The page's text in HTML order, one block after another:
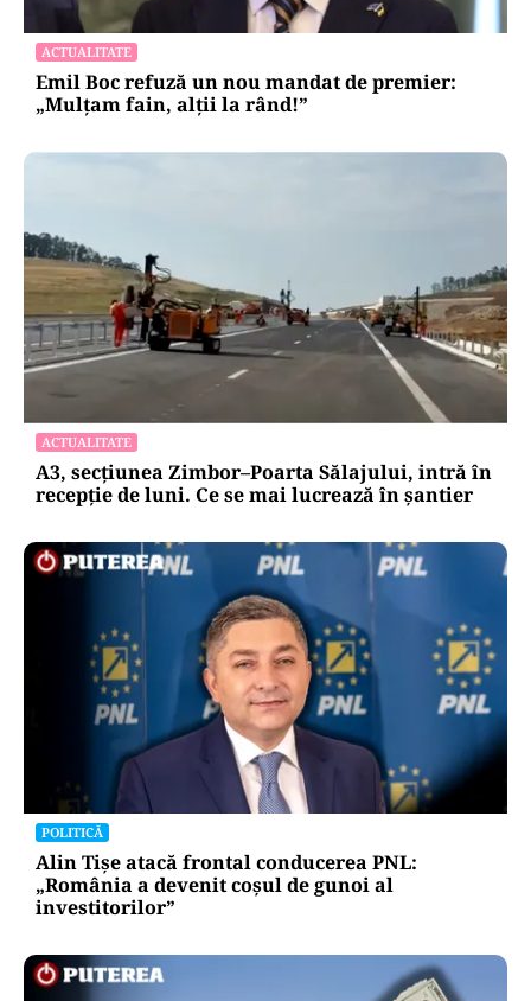
ACTUALITATE
Emil Boc refuză un nou mandat de premier:
„Mulțam fain, alții la rând!”
ACTUALITATE
A3, secțiunea Zimbor–Poarta Sălajului, intră în
recepție de luni. Ce se mai lucrează în șantier
POLITICĂ
Alin Tișe atacă frontal conducerea PNL:
„România a devenit coșul de gunoi al
investitorilor”